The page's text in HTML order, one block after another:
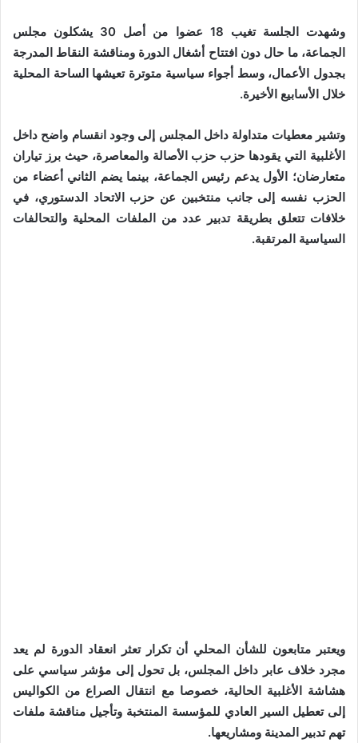
وشهدت الجلسة تغيب 18 عضوا من أصل 30 يشكلون مجلس
الجماعة، ما حال دون افتتاح أشغال الدورة ومناقشة النقاط المدرجة
بجدول الأعمال، وسط أجواء سياسية متوترة تعيشها الساحة المحلية
خلال الأسابيع الأخيرة.
وتشير معطيات متداولة داخل المجلس إلى وجود انقسام واضح داخل
الأغلبية التي يقودها حزب حزب الأصالة والمعاصرة، حيث برز تياران
متعارضان؛ الأول يدعم رئيس الجماعة، بينما يضم الثاني أعضاء من
الحزب نفسه إلى جانب منتخبين عن حزب الاتحاد الدستوري، في
خلافات تتعلق بطريقة تدبير عدد من الملفات المحلية والتحالفات
السياسية المرتقبة.
ويعتبر متابعون للشأن المحلي أن تكرار تعثر انعقاد الدورة لم يعد
مجرد خلاف عابر داخل المجلس، بل تحول إلى مؤشر سياسي على
هشاشة الأغلبية الحالية، خصوصا مع انتقال الصراع من الكواليس
إلى تعطيل السير العادي للمؤسسة المنتخبة وتأجيل مناقشة ملفات
تهم تدبير المدينة ومشاريعها.